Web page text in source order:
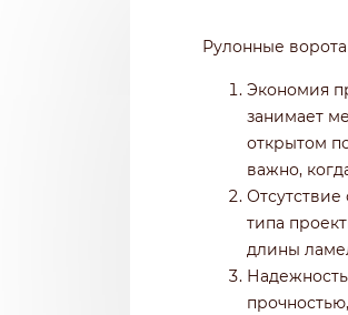
Рулонные
Экономия
занимает
открытом
важно,
типа
длины